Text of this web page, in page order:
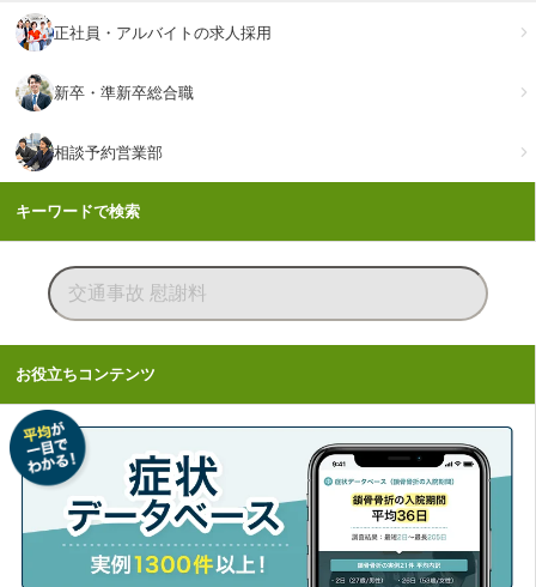
正社員・アルバイトの求人採用
新卒・準新卒総合職
相談予約営業部
キーワードで検索
お役立ちコンテンツ